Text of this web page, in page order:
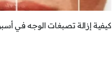
كيفية إزالة تصبغات الوجه في